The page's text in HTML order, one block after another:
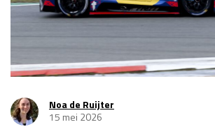
Race
GP VERENIGDE STATEN 2026
GP SÃO PAULO 2026
Noa de Ruijter
15 mei 2026